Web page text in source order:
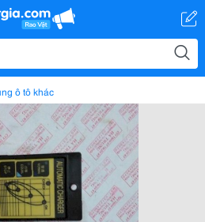
ô tô khác